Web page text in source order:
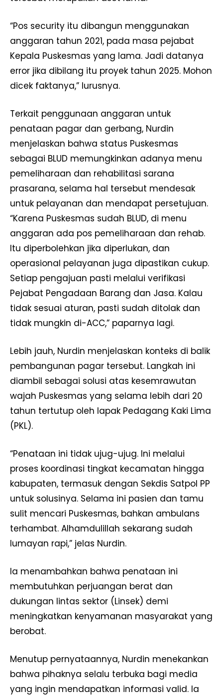
“Pos security itu dibangun menggunakan
anggaran tahun 2021, pada masa pejabat
Kepala Puskesmas yang lama. Jadi datanya
error jika dibilang itu proyek tahun 2025. Mohon
dicek faktanya,” lurusnya.
Terkait penggunaan anggaran untuk
penataan pagar dan gerbang, Nurdin
menjelaskan bahwa status Puskesmas
sebagai BLUD memungkinkan adanya menu
pemeliharaan dan rehabilitasi sarana
prasarana, selama hal tersebut mendesak
untuk pelayanan dan mendapat persetujuan.
“Karena Puskesmas sudah BLUD, di menu
anggaran ada pos pemeliharaan dan rehab.
Itu diperbolehkan jika diperlukan, dan
operasional pelayanan juga dipastikan cukup.
Setiap pengajuan pasti melalui verifikasi
Pejabat Pengadaan Barang dan Jasa. Kalau
tidak sesuai aturan, pasti sudah ditolak dan
tidak mungkin di-ACC,” paparnya lagi.
Lebih jauh, Nurdin menjelaskan konteks di balik
pembangunan pagar tersebut. Langkah ini
diambil sebagai solusi atas kesemrawutan
wajah Puskesmas yang selama lebih dari 20
tahun tertutup oleh lapak Pedagang Kaki Lima
(PKL).
“Penataan ini tidak ujug-ujug. Ini melalui
proses koordinasi tingkat kecamatan hingga
kabupaten, termasuk dengan Sekdis Satpol PP
untuk solusinya. Selama ini pasien dan tamu
sulit mencari Puskesmas, bahkan ambulans
terhambat. Alhamdulillah sekarang sudah
lumayan rapi,” jelas Nurdin.
Ia menambahkan bahwa penataan ini
membutuhkan perjuangan berat dan
dukungan lintas sektor (Linsek) demi
meningkatkan kenyamanan masyarakat yang
berobat.
Menutup pernyataannya, Nurdin menekankan
bahwa pihaknya selalu terbuka bagi media
yang ingin mendapatkan informasi valid. Ia